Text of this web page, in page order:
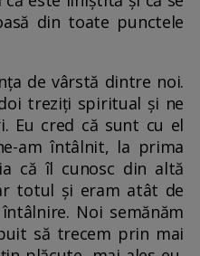
din toate punctele
de vârstă dintre noi.
treziți spiritual și ne
Eu cred că sunt cu el
am întâlnit, la prima
că îl cunosc din altă
totul și eram atât de
Noi semănăm
să trecem prin mai